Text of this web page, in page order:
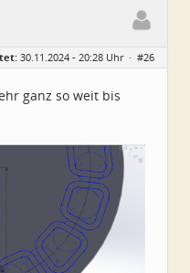
30.11.2024 - 20:28 Uhr · #26
ganz so weit bis